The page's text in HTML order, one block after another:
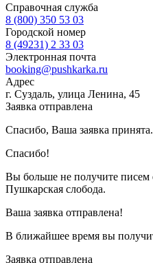
Справочная служба
8 (800) 350 53 03
Городской номер
8 (49231) 2 33 03
Электронная почта
booking@pushkarka.ru
Адрес
г. Суздаль, улица Ленина, 45
Заявка отправлена
Спасибо, Ваша заявка принята.
Спасибо!
Вы больше не получите писем
Пушкарская слобода.
Ваша заявка отправлена!
В ближайшее время вы
Заявка отправлена